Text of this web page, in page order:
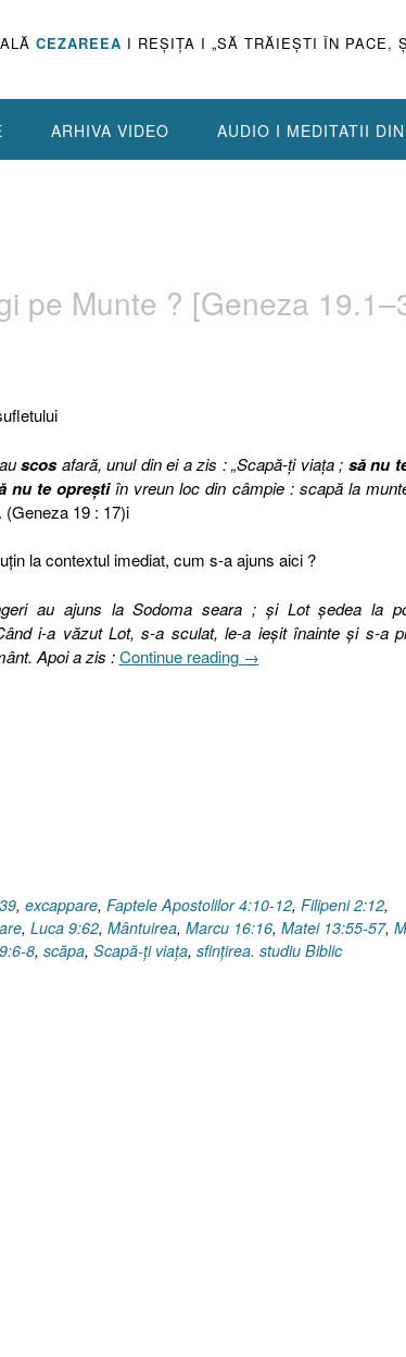
CEZAREEA I REŞIŢA I „SĂ TRĂIEŞTI ÎN PACE,
ARHIVA VIDEO AUDIO I MEDITATII
pe Munte ? [Geneza
scosafară, unul din ei a zis : „Scapă-ţi viaţa ; să nu
nu te opreştiîn vreun loc din câmpie : scapă la
(Geneza 19 : 17)i
la contextul imediat, cum s-a ajuns aici ?
au ajuns la Sodoma seara ; şi Lot şedea la
i-a văzut Lot, s-a sculat, le-a ieşit înainte şi s-a
Apoi a zis :Continue reading „Scapă-
19.1–
3,
→
, excappare, Faptele Apostolilor 4:10-12, Filipeni 2:12,
, Luca 9:62, Mântuirea, Marcu 16:16, Matei 13:55-57,
8, scăpa, Scapă-ţi viaţa, sfinţirea. studiu Biblic